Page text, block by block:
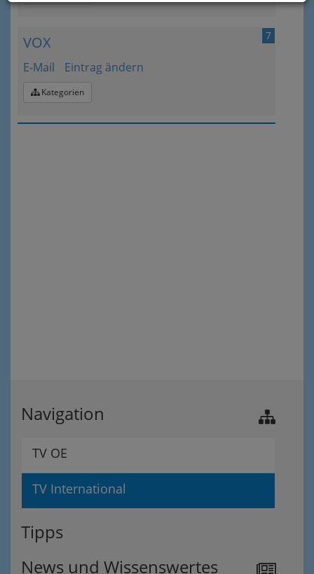
7
VOX
E-Mail Eintrag ändern
Kategorien
Navigation
TV OE
TV International
Tipps
News und Wissenswertes